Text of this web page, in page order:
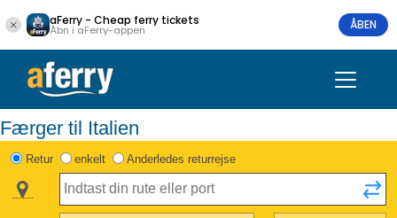
aFerry - Cheap ferry tickets
Åbn i aFerry-appen ÅBEN
Færger til Italien
Retur enkelt Anderledes returrejse